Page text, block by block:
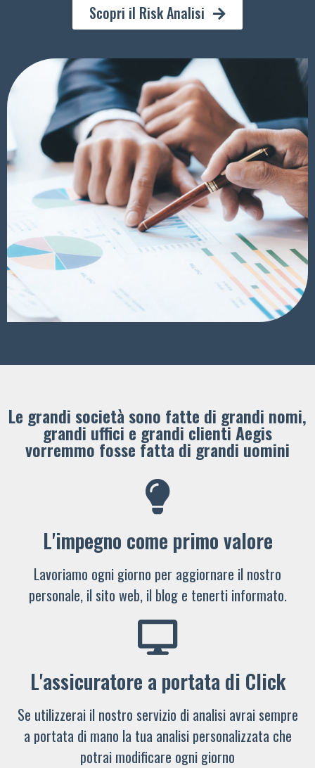
Scopri il Risk Analisi
Le grandi società sono fatte di grandi nomi,
grandi uffici e grandi clienti ​Aegis
vorremmo fosse fatta di grandi uomini
L'impegno come primo valore
Lavoriamo ogni giorno per aggiornare il nostro
personale, il sito web, il blog e tenerti informato.
L'assicuratore a portata di Click
Se utilizzerai il nostro servizio di analisi avrai sempre
a portata di mano la tua analisi personalizzata che
potrai modificare ogni giorno